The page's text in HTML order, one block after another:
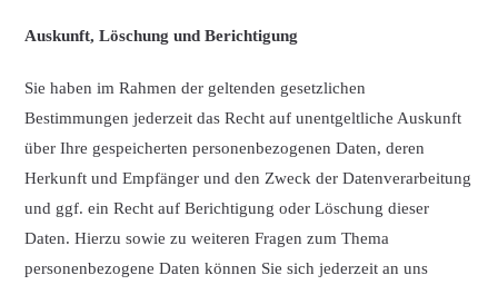
Auskunft, Löschung und Berichtigung
Sie haben im Rahmen der geltenden gesetzlichen
Bestimmungen jederzeit das Recht auf unentgeltliche Auskunft
über Ihre gespeicherten personenbezogenen Daten, deren
Herkunft und Empfänger und den Zweck der Datenverarbeitung
und ggf. ein Recht auf Berichtigung oder Löschung dieser
Daten. Hierzu sowie zu weiteren Fragen zum Thema
personenbezogene Daten können Sie sich jederzeit an uns